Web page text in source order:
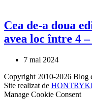
Cea de-a doua
avea loc între 4
7 mai 2024
Copyright 2010-2026 Blog
Site realizat de
Manage Cookie Consent